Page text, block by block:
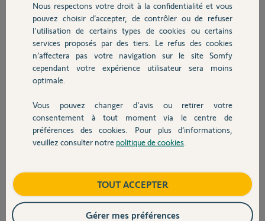
Chauffage
Autres produits
Devis avec un pro
Contact
Participer au fil de discussion
Réponses
Il se peut que la sirène soit défectueuse !
Sylvain C. il y a plus de 8 ans
Mon alarme à un peu plus de trois ans
Nous respectons votre droit à la confidentialité et vous
pouvez choisir d’accepter, de contrôler ou de refuser
l'utilisation de certains types de cookies ou certains
services proposés par des tiers. Le refus des cookies
n’affectera pas votre navigation sur le site Somfy
cependant votre expérience utilisateur sera moins
optimale.
Vous pouvez changer d'avis ou retirer votre
consentement à tout moment via le centre de
préférences des cookies. Pour plus d’informations,
veuillez consulter notre politique de cookies
TOUT ACCEPTER
Gérer mes préférences